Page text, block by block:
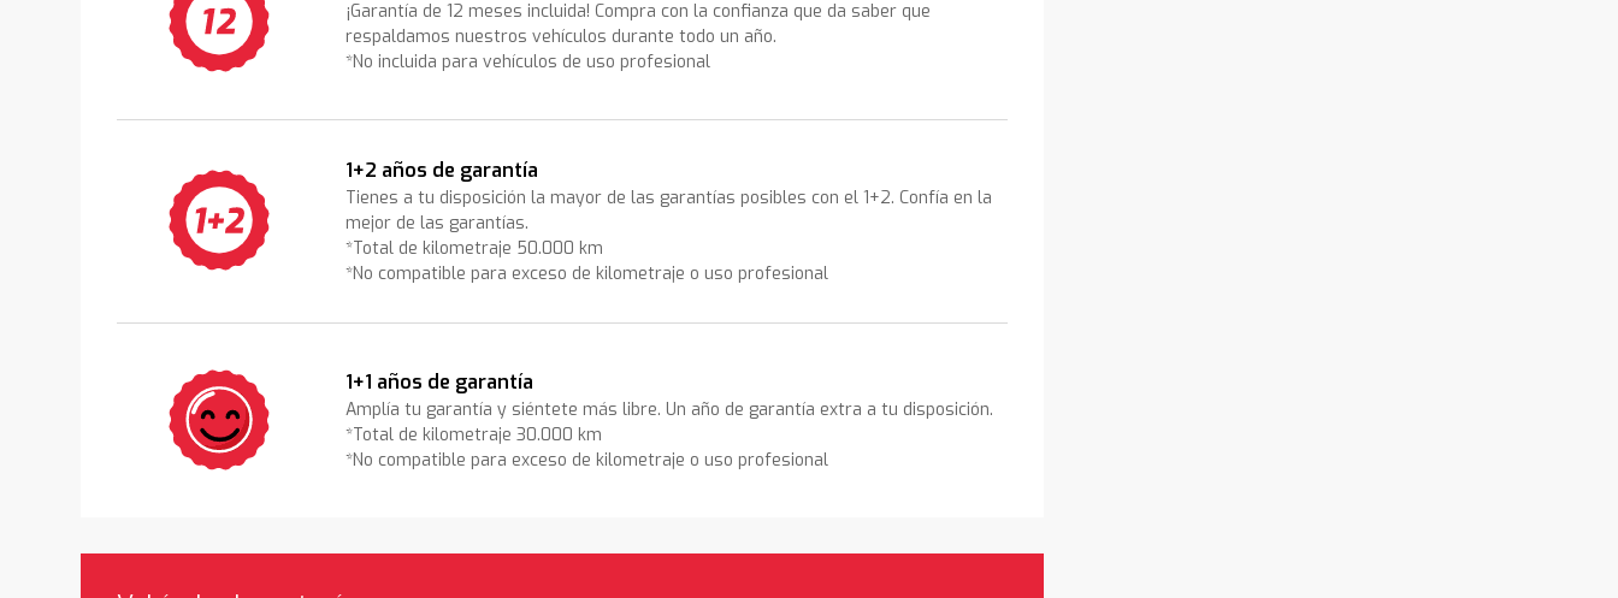
¡Garantía de 12 meses incluida! Compra con la confianza que da saber que
respaldamos nuestros vehículos durante todo un año.
*No incluida para vehículos de uso profesional
1+2 años de garantía
Tienes a tu disposición la mayor de las garantías posibles con el 1+2. Confía en la
mejor de las garantías.
*Total de kilometraje 50.000 km
*No compatible para exceso de kilometraje o uso profesional
1+1 años de garantía
Amplía tu garantía y siéntete más libre. Un año de garantía extra a tu disposición.
*Total de kilometraje 30.000 km
*No compatible para exceso de kilometraje o uso profesional